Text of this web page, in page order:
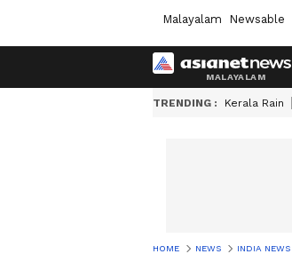
Malayalam Newsable
TRENDING : Kerala Rain
HOME NEWS INDIA NEWS